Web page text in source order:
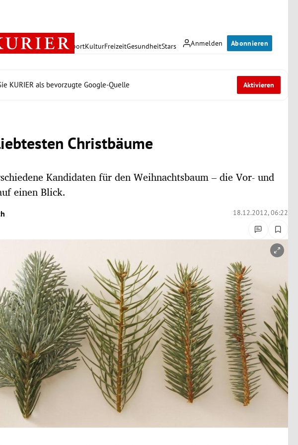
Anmelden Abonnieren
PolitikWirtschaft SportKulturFreizeitGesundheitStars
KURIER als bevorzugte Google-Quelle Aktivieren
Christbäume
Kandidaten für den Weihnachtsbaum – die Vor- und
einen Blick.
18.12.2012, 06:22
öffnen/schließen